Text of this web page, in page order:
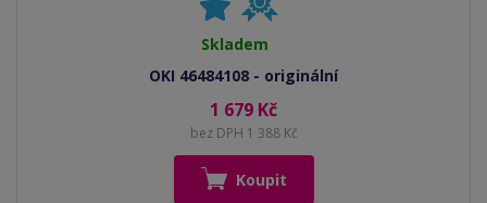
Skladem
OKI 46484108 - originální
1 679 Kč
bez DPH 1 388 Kč
Koupit